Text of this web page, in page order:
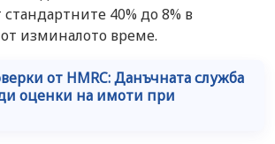
40% до 8% в
изминалото време.
от HMRC: Данъчната служба
оценки на имоти при